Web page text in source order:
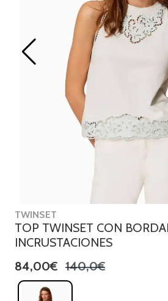
TWINSET
TOP TWINSET CON
INCRUSTACIONES
84,00€ 140,0€